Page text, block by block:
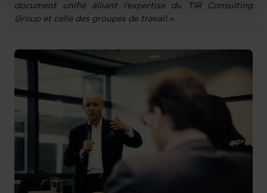
document unifié alliant l’expertise du TIR Consulting
Group et celle des groupes de travail.».